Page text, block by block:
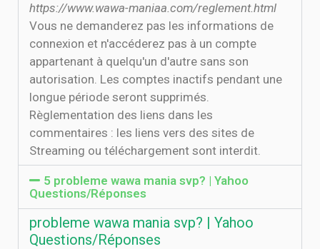
https://www.wawa-maniaa.com/reglement.html
Vous ne demanderez pas les informations de
connexion et n'accéderez pas à un compte
appartenant à quelqu'un d'autre sans son
autorisation. Les comptes inactifs pendant une
longue période seront supprimés.
Règlementation des liens dans les
commentaires : les liens vers des sites de
Streaming ou téléchargement sont interdit.
5 probleme wawa mania svp? | Yahoo
Questions/Réponses
probleme wawa mania svp? | Yahoo
Questions/Réponses